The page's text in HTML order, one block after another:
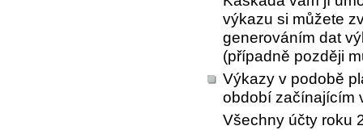
výkazu si můžete
generováním dat
(případně později
Výkazy v podobě
období začínajícím
Všechny účty roku